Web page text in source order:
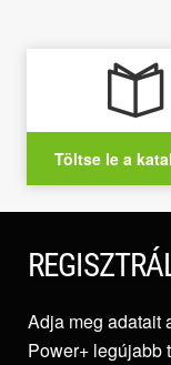
Töltse le a
Adja meg adatait
Power+ legújabb